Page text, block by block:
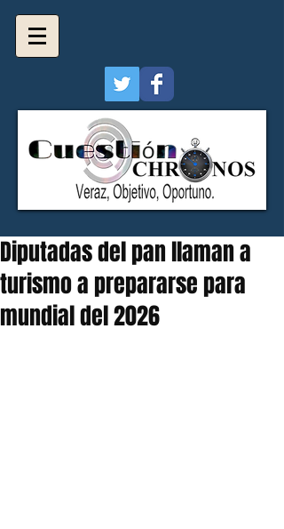
Diputadas del pan llaman a
turismo a prepararse para
mundial del 2026